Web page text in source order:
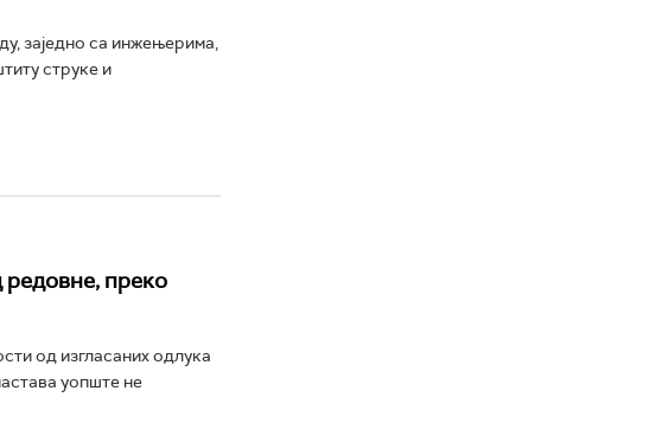
заједно са инжењерима,
струке и
преко
од изгласаних одлука
уопште не